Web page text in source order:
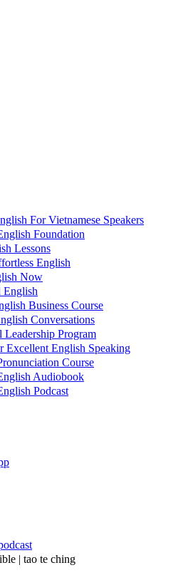
For Vietnamese Speakers
Foundation
Lessons
English
Now
English
Business Course
Conversations
Program
Excellent English Speaking
Course
Audiobook
Podcast
| tao te ching